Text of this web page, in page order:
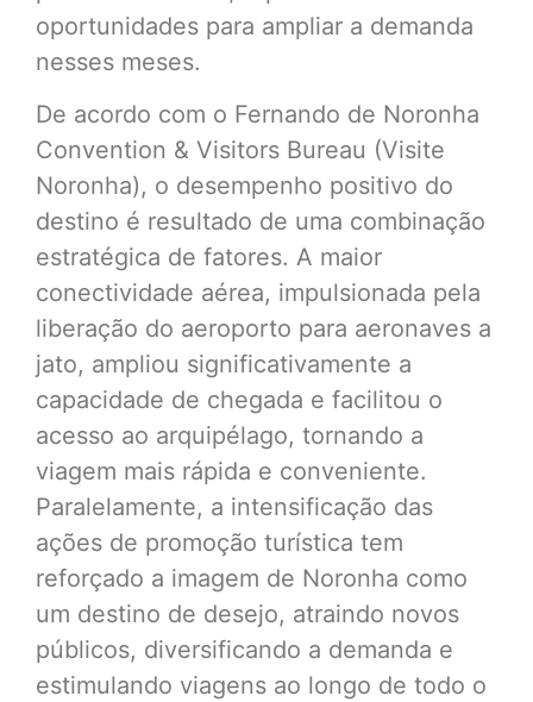
oportunidades para ampliar a demanda
nesses meses.
De acordo com o Fernando de Noronha
Convention & Visitors Bureau (Visite
Noronha), o desempenho positivo do
destino é resultado de uma combinação
estratégica de fatores. A maior
conectividade aérea, impulsionada pela
liberação do aeroporto para aeronaves a
jato, ampliou significativamente a
capacidade de chegada e facilitou o
acesso ao arquipélago, tornando a
viagem mais rápida e conveniente.
Paralelamente, a intensificação das
ações de promoção turística tem
reforçado a imagem de Noronha como
um destino de desejo, atraindo novos
públicos, diversificando a demanda e
estimulando viagens ao longo de todo o